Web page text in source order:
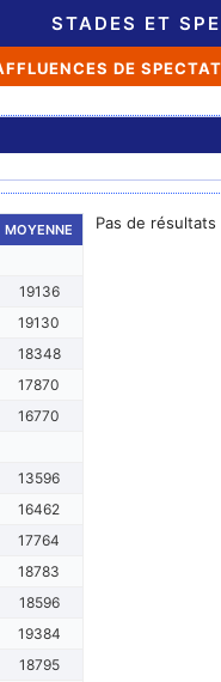
STADES ET
DE
MOYENNE
19136
19130
18348
17870
16770
13596
16462
17764
18783
18596
19384
18795
Pas de